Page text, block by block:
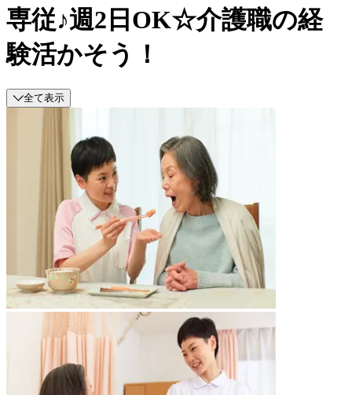
専従♪週2日OK☆介護職の経
験活かそう！
全て表示